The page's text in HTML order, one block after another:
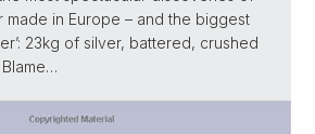
made in Europe – and the biggest
23kg of silver, battered, crushed